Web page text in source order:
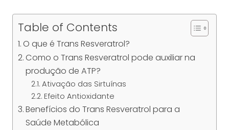
Table of Contents
O que é Trans Resveratrol?
Como o Trans Resveratrol pode auxiliar na
produção de ATP?
Ativação das Sirtuínas
Efeito Antioxidante
Benefícios do Trans Resveratrol para a
Saúde Metabólica